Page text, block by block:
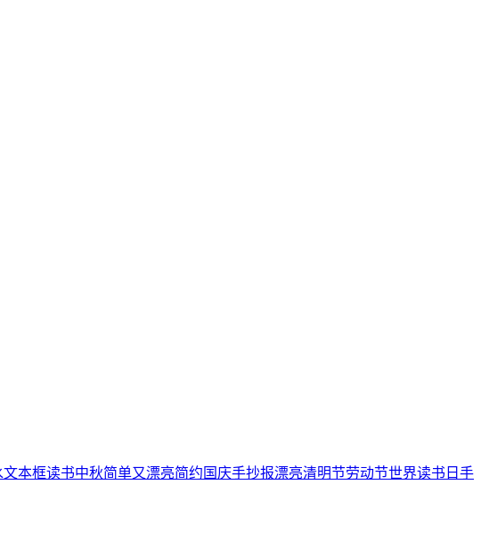
文本框读书中秋简单又漂亮简约 国庆手抄报漂亮清明节劳动节世界读书日 手